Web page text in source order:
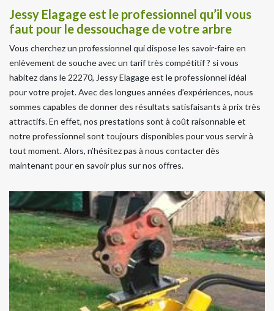
Jessy Elagage est le professionnel qu’il vous
faut pour le dessouchage de votre arbre
Vous cherchez un professionnel qui dispose les savoir-faire en
enlèvement de souche avec un tarif très compétitif ? si vous
habitez dans le 22270, Jessy Elagage est le professionnel idéal
pour votre projet. Avec des longues années d’expériences, nous
sommes capables de donner des résultats satisfaisants à prix très
attractifs. En effet, nos prestations sont à coût raisonnable et
notre professionnel sont toujours disponibles pour vous servir à
tout moment. Alors, n’hésitez pas à nous contacter dès
maintenant pour en savoir plus sur nos offres.